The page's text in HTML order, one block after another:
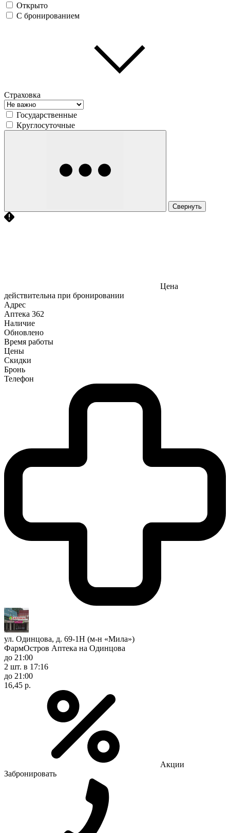
Открыто
С бронированием
Страховка
Государственные
Круглосуточные
Свернуть
Цена
действительна при бронировании
Адрес
Аптека 362
Наличие
Обновлено
Время работы
Цены
Скидки
Бронь
Телефон
ул. Одинцова, д. 69-1Н (м-н «Мила»)
ФармОстров Аптека на Одинцова
до 21:00
2 шт. в 17:16
до 21:00
16,45 р.
Акции
Забронировать